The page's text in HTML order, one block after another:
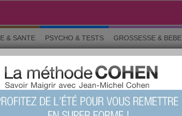
& SANTE PSYCHO & TESTS GROSSESSE & BEBE
Les secrets minceur du chocolat?